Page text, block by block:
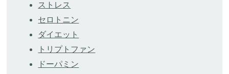
ストレス
セロトニン
ダイエット
トリプトファン
ドーパミン